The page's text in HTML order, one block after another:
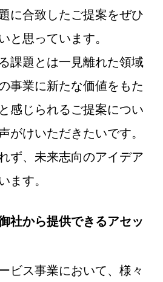
に合致したご提案をぜひ
と思っています。
課題とは一見離れた領域
事業に新たな価値をもた
感じられるご提案につい
がけいただきたいです。
ず、未来志向のアイデア
ます。
社から提供できるアセッ
ビス事業において、様々